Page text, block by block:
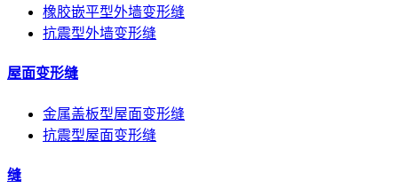
橡胶嵌平型外墙变形缝
抗震型外墙变形缝
屋面变形缝
金属盖板型屋面变形缝
抗震型屋面变形缝
缝